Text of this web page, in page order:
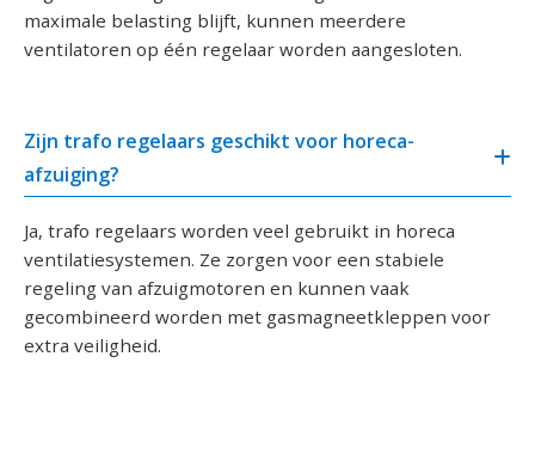
maximale belasting blijft, kunnen meerdere
ventilatoren op één regelaar worden aangesloten.
Zijn trafo regelaars geschikt voor horeca-
afzuiging?
Ja, trafo regelaars worden veel gebruikt in horeca
ventilatiesystemen. Ze zorgen voor een stabiele
regeling van afzuigmotoren en kunnen vaak
gecombineerd worden met gasmagneetkleppen voor
extra veiligheid.